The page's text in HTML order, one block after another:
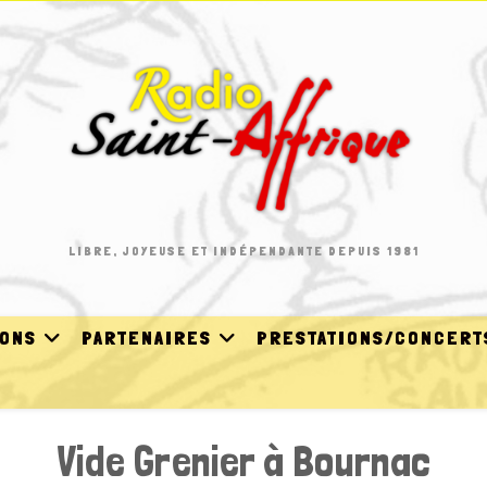
LIBRE, JOYEUSE ET INDÉPENDANTE DEPUIS 1981
PARTENAIRES PRESTATIONS/
Vide Grenier à Bournac